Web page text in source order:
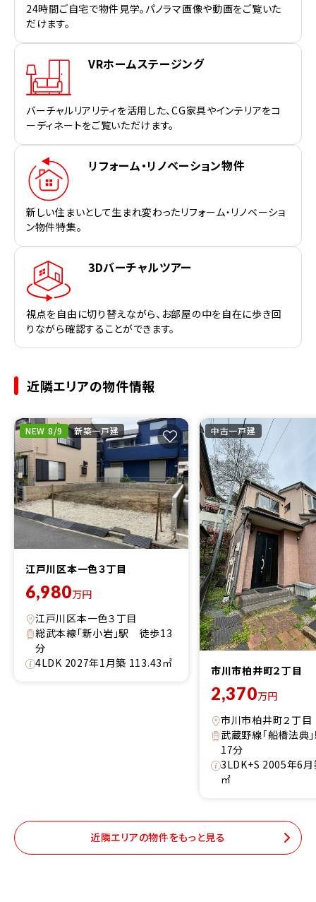
24時間ご自宅で物件見学。パノラマ画像や動画をご覧いた
だけます。
VRホームステージング
バーチャルリアリティを活用した、CG家具やインテリアをコ
ーディネートをご覧いただけます。
リフォーム・リノベーション物件
新しい住まいとして生まれ変わったリフォーム・リノベーショ
ン物件特集。
3Dバーチャルツアー
視点を自由に切り替えながら、お部屋の中を自在に歩き回
りながら確認することができます。
近隣エリアの物件情報
NEW 8/9 新築一戸建
江戸川区本一色３丁目
6,980万円
江戸川区本一色３丁目
総武本線「新小岩」駅 徒歩13
分
4LDK 2027年1月築 113.43㎡
中古一戸建
市川市柏井町２丁目
2,370万円
市川市柏井町２丁目
武蔵野線「船橋法典
17分
3LDK+S 2005年6
㎡
近隣エリアの物件をもっと見る